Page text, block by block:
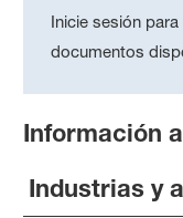
Inicie sesión
documentos
Información
Industrias y